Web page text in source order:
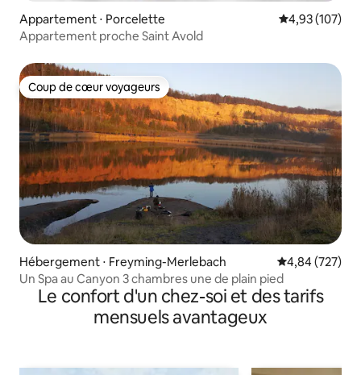
Appartement ⋅ Porcelette Évaluation
4,93 (107)
Appartement proche Saint Avold
Coup de cœur voyageurs
Coup de cœur voyageurs
Hébergement ⋅ Freyming-Merlebach Évaluation
4,84 (727)
Un Spa au Canyon 3 chambres une de plain pied
Le confort d'un chez-soi et des tarifs
mensuels avantageux